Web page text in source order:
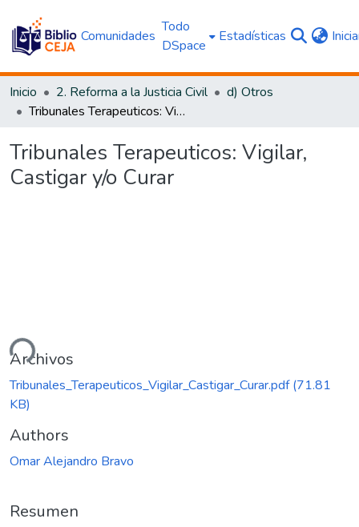
Comunidades
Todo
DSpace
Estadísticas
Inicio 2. Reforma a la Justicia Civil
d) Otros
Tribunales Terapeuticos: Vigilar, Castigar y/o Curar
Tribunales Terapeuticos: Vigilar,
Castigar y/o Curar
Archivos
Tribunales_Terapeuticos_Vigilar_Castigar_Curar.pdf(71.81
KB)
Authors
Omar Alejandro Bravo
Resumen